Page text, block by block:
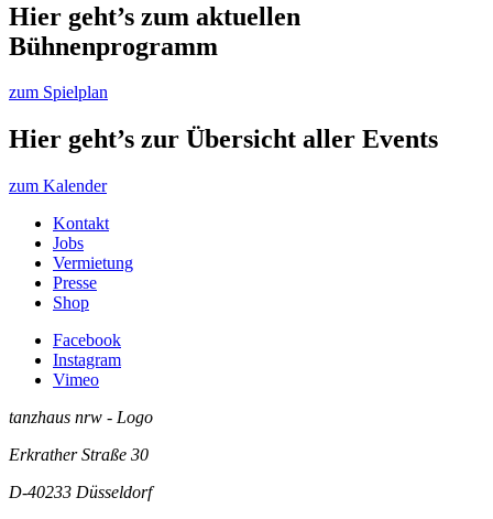
Hier geht’s zum aktuellen
Bühnenprogramm
zum Spielplan
Hier geht’s zur Übersicht aller Events
zum Kalender
Kontakt
Jobs
Vermietung
Presse
Shop
Facebook
Instagram
Vimeo
tanzhaus nrw - Logo
Erkrather Straße 30
D-40233 Düsseldorf